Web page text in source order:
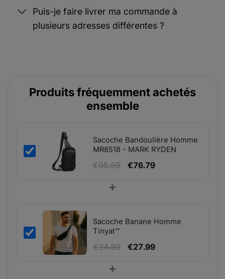
Puis-je faire livrer ma commande à
plusieurs adresses différentes ?
Produits fréquemment achetés
ensemble
Sacoche Bandoulière Homme
MR8518 - MARK RYDEN
€95.99
Le
€76.79Le
+
Sacoche Banane Homme
Tinyat™
€34.99
Le
€27.99Le
+